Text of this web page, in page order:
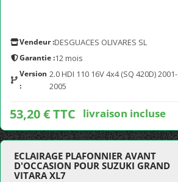
Vendeur :DESGUACES OLIVARES SL
Garantie :12 mois
Version
:
2.0 HDI 110 16V 4x4 (SQ 420D) 2001-
2005
53,20 € TTC livraison incluse
ECLAIRAGE PLAFONNIER AVANT
D'OCCASION POUR SUZUKI GRAND
VITARA XL7